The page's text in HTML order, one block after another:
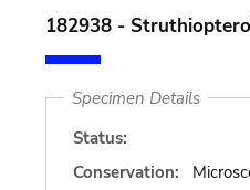
182938 -
Specimen Details
Status:
Conservation: